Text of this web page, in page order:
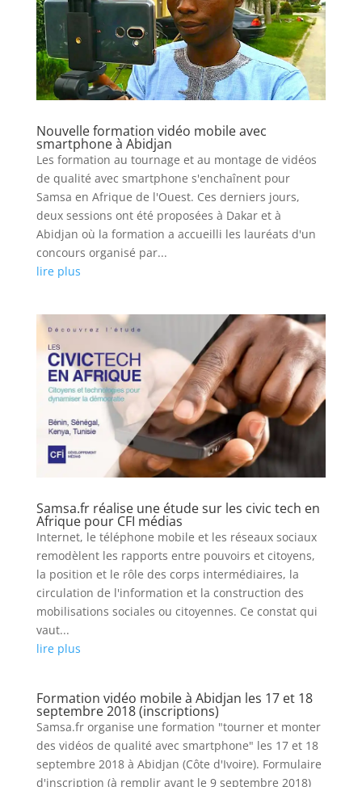
Nouvelle formation vidéo mobile avec
smartphone à Abidjan
Les formation au tournage et au montage de vidéos
de qualité avec smartphone s'enchaînent pour
Samsa en Afrique de l'Ouest. Ces derniers jours,
deux sessions ont été proposées à Dakar et à
Abidjan où la formation a accueilli les lauréats d'un
concours organisé par...
lire plus
Samsa.fr réalise une étude sur les civic tech en
Afrique pour CFI médias
Internet, le téléphone mobile et les réseaux sociaux
remodèlent les rapports entre pouvoirs et citoyens,
la position et le rôle des corps intermédiaires, la
circulation de l'information et la construction des
mobilisations sociales ou citoyennes. Ce constat qui
vaut...
lire plus
Formation vidéo mobile à Abidjan les 17 et 18
septembre 2018 (inscriptions)
Samsa.fr organise une formation "tourner et monter
des vidéos de qualité avec smartphone" les 17 et 18
septembre 2018 à Abidjan (Côte d'Ivoire). Formulaire
d'inscription (à remplir avant le 9 septembre 2018)